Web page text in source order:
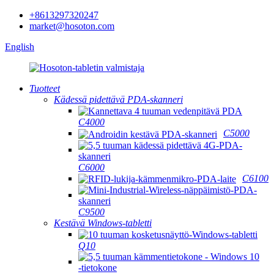
+8613297320247
market@hosoton.com
English
Tuotteet
Kädessä pidettävä PDA-skanneri
C4000
C5000
C6000
C6100
C9500
Kestävä Windows-tabletti
Q10